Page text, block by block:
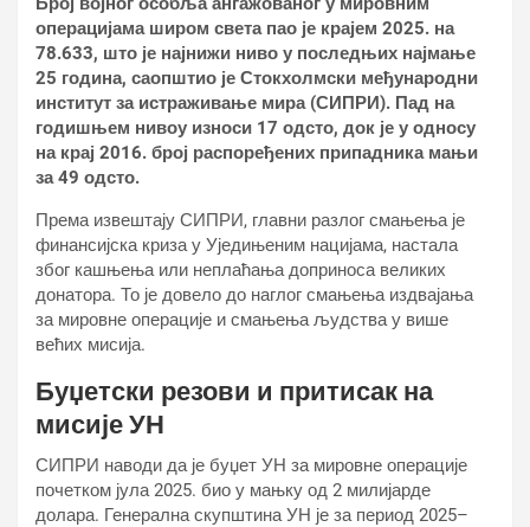
операцијама широм света пао је крајем 2025. на
78.633, што је најнижи ниво у последњих најмање
25 година, саопштио је Стокхолмски међународни
институт за истраживање мира (СИПРИ). Пад на
годишњем нивоу износи 17 одсто, док је у односу
на крај 2016. број распоређених припадника мањи
за 49 одсто.
Према извештају СИПРИ, главни разлог смањења је
финансијска криза у Уједињеним нацијама, настала
због кашњења или неплаћања доприноса великих
донатора. То је довело до наглог смањења издвајања
за мировне операције и смањења људства у више
већих мисија.
Буџетски резови и притисак на
мисије УН
СИПРИ наводи да је буџет УН за мировне операције
почетком јула 2025. био у мањку од 2 милијарде
долара. Генерална скупштина УН је за период 2025–